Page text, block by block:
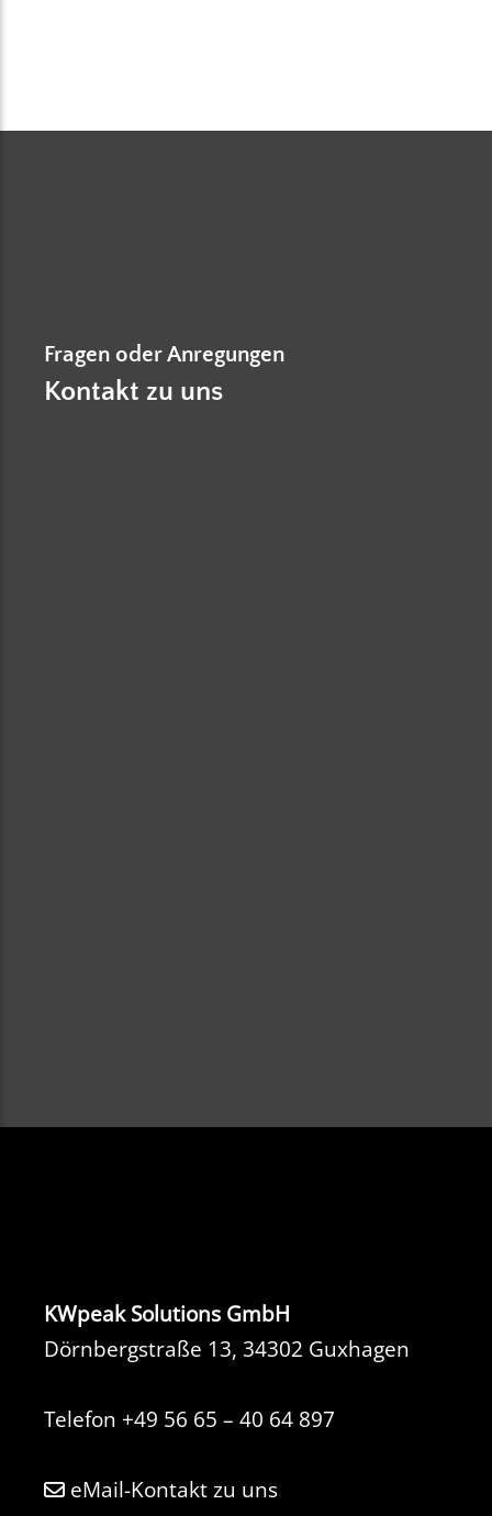
Fragen oder Anregungen
Kontakt zu uns
KWpeak Solutions GmbH
Dörnbergstraße 13, 34302 Guxhagen
Telefon +49 56 65 – 40 64 897
eMail-Kontakt zu uns